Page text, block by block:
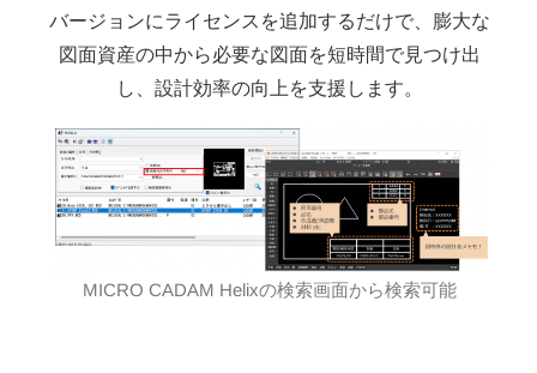
バージョンにライセンスを追加するだけで、膨大な
図面資産の中から必要な図面を短時間で見つけ出
し、設計効率の向上を支援します。
MICRO CADAM Helixの検索画面から検索可能